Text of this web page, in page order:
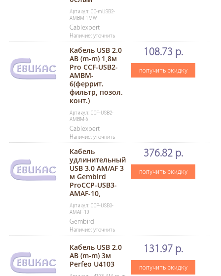
Артикул: CC-mUSB2-
AMBM-1MW
Cablexpert
Наличие: уточнить
Кабель USB 2.0
AB (m-m) 1,8м
Pro CCF-USB2-
AMBM-
6(феррит.
фильтр, позол.
конт.)
Артикул: CCF-USB2-
AMBM-6
Cablexpert
Наличие: уточнить
108.73 р.
получить скидку
Кабель
удлинительный
USB 3.0 AM/AF 3
м Gembird
ProCCP-USB3-
AMAF-10,
Артикул: CCP-USB3-
AMAF-10
Gembird
Наличие: уточнить
376.82 р.
получить скидку
Кабель USB 2.0
AB (m-m) 3м
Perfeo U4103
131.97 р.
получить скидку